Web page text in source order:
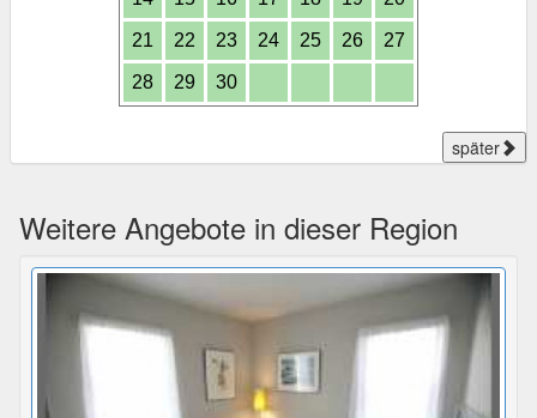
21 22 23 24 25 26 27
28 29 30
später
Weitere Angebote in dieser Region